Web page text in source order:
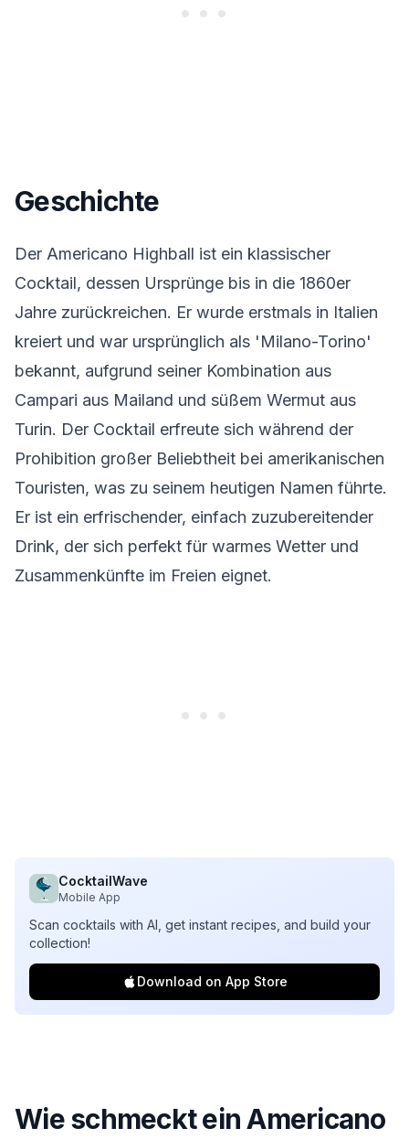
Geschichte
Der Americano Highball ist ein klassischer
Cocktail, dessen Ursprünge bis in die 1860er
Jahre zurückreichen. Er wurde erstmals in Italien
kreiert und war ursprünglich als 'Milano-Torino'
bekannt, aufgrund seiner Kombination aus
Campari aus Mailand und süßem Wermut aus
Turin. Der Cocktail erfreute sich während der
Prohibition großer Beliebtheit bei amerikanischen
Touristen, was zu seinem heutigen Namen führte.
Er ist ein erfrischender, einfach zuzubereitender
Drink, der sich perfekt für warmes Wetter und
Zusammenkünfte im Freien eignet.
CocktailWave
Mobile App
Scan cocktails with AI, get instant recipes, and build your
collection!
Download on App Store
Wie schmeckt ein Americano